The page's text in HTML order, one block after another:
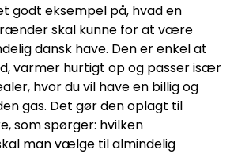
godt eksempel på, hvad en
skal kunne for at være
dansk have. Den er enkel at
varmer hurtigt op og passer især
hvor du vil have en billig og
gas. Det gør den oplagt til
som spørger: hvilken
man vælge til almindelig